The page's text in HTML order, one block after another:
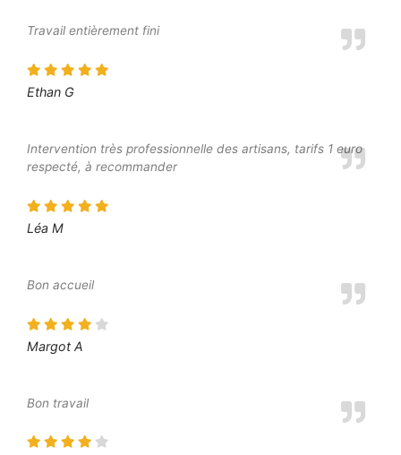
Travail entièrement fini
Ethan G
Intervention très professionnelle des artisans, tarifs 1 euro
respecté, à recommander
Léa M
Bon accueil
Margot A
Bon travail